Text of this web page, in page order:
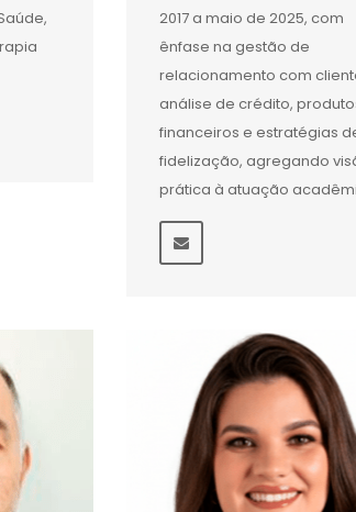
2017 a maio de 2025, com
ênfase na gestão de
relacionamento com
análise de crédito,
financeiros e estratégias
fidelização, agregando
prática à atuação